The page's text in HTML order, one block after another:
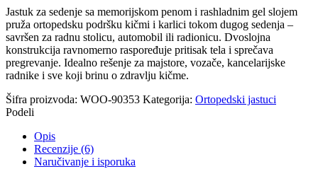
Jastuk za sedenje sa memorijskom penom i rashladnim gel slojem
pruža ortopedsku podršku kičmi i karlici tokom dugog sedenja –
savršen za radnu stolicu, automobil ili radionicu. Dvoslojna
konstrukcija ravnomerno raspoređuje pritisak tela i sprečava
pregrevanje. Idealno rešenje za majstore, vozače, kancelarijske
radnike i sve koji brinu o zdravlju kičme.
Šifra proizvoda: WOO-90353 Kategorija: Ortopedski jastuci
Podeli
Opis
Recenzije (6)
Naručivanje i isporuka